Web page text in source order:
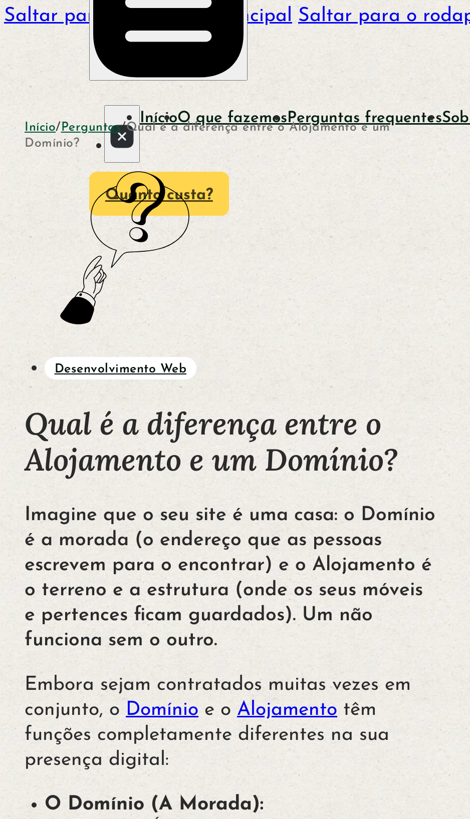
Saltar para o conteúdo principal Saltar para o
InícioO que fazemosPerguntas frequentes
Quanto custa?
Início/Perguntas/Qual é a diferença entre o Alojamento e um
Domínio?
Desenvolvimento Web
Qual é a diferença entre o
Alojamento e um Domínio?
Imagine que o seu site é uma casa: o Domínio
é a morada (o endereço que as pessoas
escrevem para o encontrar) e o Alojamento é
o terreno e a estrutura (onde os seus móveis
e pertences ficam guardados). Um não
funciona sem o outro.
Embora sejam contratados muitas vezes em
conjunto, o Domínio e o Alojamento têm
funções completamente diferentes na sua
presença digital:
O Domínio (A Morada):